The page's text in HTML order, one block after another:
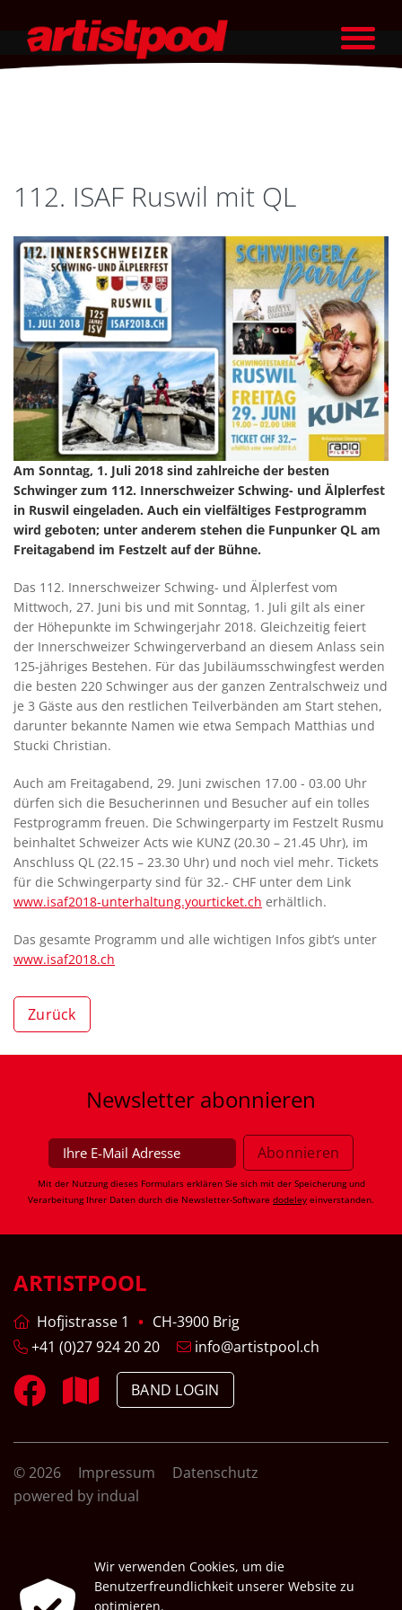
112. ISAF Ruswil mit QL
Am Sonntag, 1. Juli 2018 sind zahlreiche der besten
Schwinger zum 112. Innerschweizer Schwing- und Älplerfest
in Ruswil eingeladen. Auch ein vielfältiges Festprogramm
wird geboten; unter anderem stehen die Funpunker QL am
Freitagabend im Festzelt auf der Bühne.
Das 112. Innerschweizer Schwing- und Älplerfest vom
Mittwoch, 27. Juni bis und mit Sonntag, 1. Juli gilt als einer
der Höhepunkte im Schwingerjahr 2018. Gleichzeitig feiert
der Innerschweizer Schwingerverband an diesem Anlass sein
125-jähriges Bestehen. Für das Jubiläumsschwingfest werden
die besten 220 Schwinger aus der ganzen Zentralschweiz und
je 3 Gäste aus den restlichen Teilverbänden am Start stehen,
darunter bekannte Namen wie etwa Sempach Matthias und
Stucki Christian.
Auch am Freitagabend, 29. Juni zwischen 17.00 - 03.00 Uhr
dürfen sich die Besucherinnen und Besucher auf ein tolles
Festprogramm freuen. Die Schwingerparty im Festzelt Rusmu
beinhaltet Schweizer Acts wie KUNZ (20.30 – 21.45 Uhr), im
Anschluss QL (22.15 – 23.30 Uhr) und noch viel mehr. Tickets
für die Schwingerparty sind für 32.- CHF unter dem Link
www.isaf2018-unterhaltung.yourticket.ch erhältlich.
Das gesamte Programm und alle wichtigen Infos gibt’s unter
www.isaf2018.ch
Zurück
Newsletter abonnieren
Mit der Nutzung dieses Formulars erklären Sie sich mit der Speicherung und
Verarbeitung Ihrer Daten durch die Newsletter-Software dodeley einverstanden.
ARTISTPOOL
Hofjistrasse 1
CH-3900 Brig
+41 (0)27 924 20 20
info@artistpool.ch
BAND LOGIN
© 2026 Impressum
Datenschutz
powered by indual
Wir verwenden Cookies, um die
Benutzerfreundlichkeit unserer Website zu
optimieren.